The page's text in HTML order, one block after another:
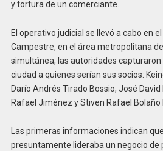
y tortura de un comerciante.
El operativo judicial se llevó a cabo en
Campestre, en el área metropolitana
simultánea, las autoridades
ciudad a quienes serían sus socios:
Darío Andrés Tirado Bossio, José
Rafael Jiménez y Stiven Rafael Bolaño
Las primeras informaciones indican
presuntamente lideraba un negocio de